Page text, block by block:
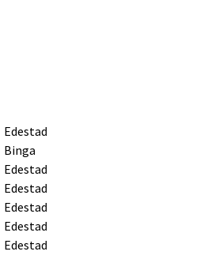
Edestad
Binga
Edestad
Edestad
Edestad
Edestad
Edestad